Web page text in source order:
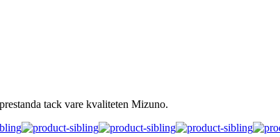
tack vare kvaliteten Mizuno.